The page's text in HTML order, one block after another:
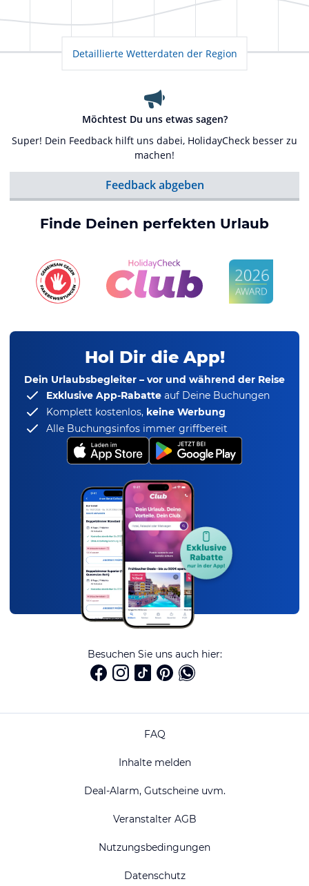
Detaillierte Wetterdaten der Region
Möchtest Du uns etwas sagen?
Super! Dein Feedback hilft uns dabei, HolidayCheck besser zu
machen!
Feedback abgeben
Finde Deinen perfekten Urlaub
Hol Dir die App!
Dein Urlaubsbegleiter – vor und während der Reise
Exklusive App-Rabatte auf Deine Buchungen
Komplett kostenlos, keine Werbung
Alle Buchungsinfos immer griffbereit
Besuchen Sie uns auch hier:
FAQ
Inhalte melden
Deal-Alarm, Gutscheine uvm.
Veranstalter AGB
Nutzungsbedingungen
Datenschutz